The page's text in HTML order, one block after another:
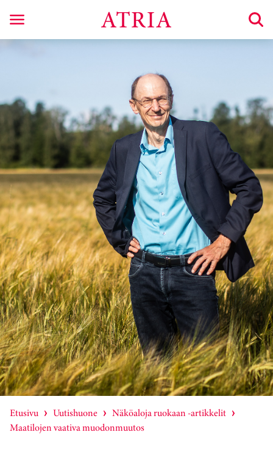
Etusivu Uutishuone
Näköaloja ruokaan -artikkelit
Maatilojen vaativa muodonmuutos